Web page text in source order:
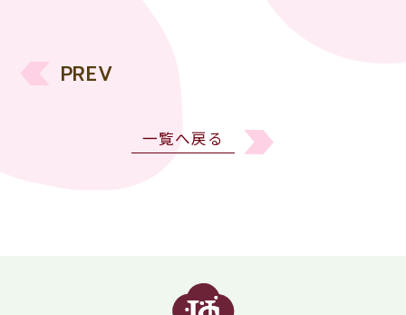
PREV
一覧へ戻る